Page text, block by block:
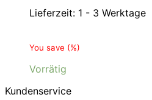
Lieferzeit: 1 - 3 Werktage
You save (%)
Vorrätig
Kundenservice